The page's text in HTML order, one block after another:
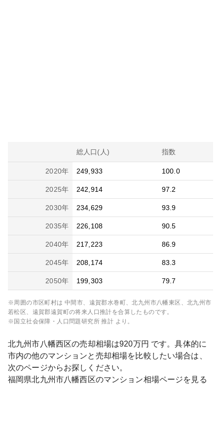
総人口(人) 指数
2020年 249,933 100.0
2025年 242,914 97.2
2030年 234,629 93.9
2035年 226,108 90.5
2040年 217,223 86.9
2045年 208,174 83.3
2050年 199,303 79.7
※周囲の市区町村は 中間市、遠賀郡水巻町、北九州市八幡東区、北九州市
若松区、遠賀郡遠賀町の将来人口推計を合算したものです。
※国立社会保障・人口問題研究所 推計 より。
北九州市八幡西区の売却相場は920万円 です。具体的に
市内の他のマンションと売却相場を比較したい場合は、
次のページからお探しください。
福岡県北九州市八幡西区のマンション相場ページを見る